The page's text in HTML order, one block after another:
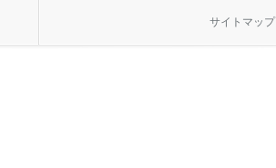
サイトマップ